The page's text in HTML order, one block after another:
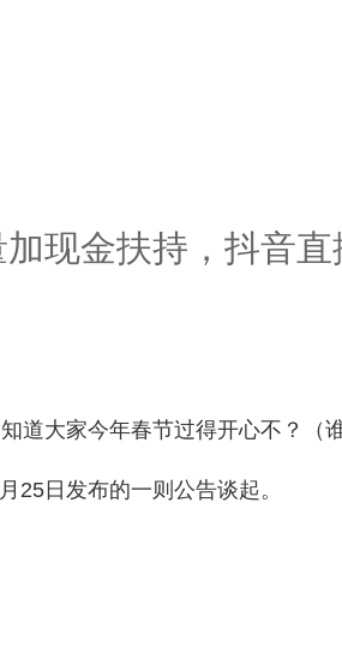
现金扶持，抖音
大家今年春节过得开心不？（
25日发布的一则公告谈起。